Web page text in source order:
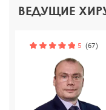
ВЕДУЩИЕ
5 (67)